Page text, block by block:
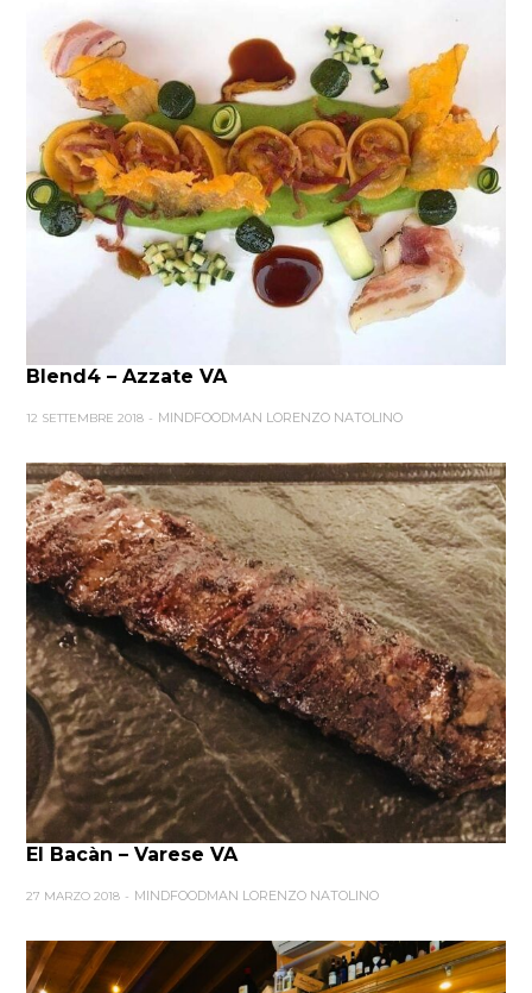
Blend4 – Azzate VA
12 SETTEMBRE 2018 MINDFOODMAN LORENZO NATOLINO
El Bacàn – Varese VA
27 MARZO 2018 MINDFOODMAN LORENZO NATOLINO